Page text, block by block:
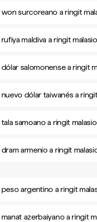
surcoreano a ringit
maldiva a ringit malasio
salomonense a ringit
dólar taiwanés a
samoano a ringit malasio
armenio a ringit
argentino a ringit
azerbaiyano a ringit